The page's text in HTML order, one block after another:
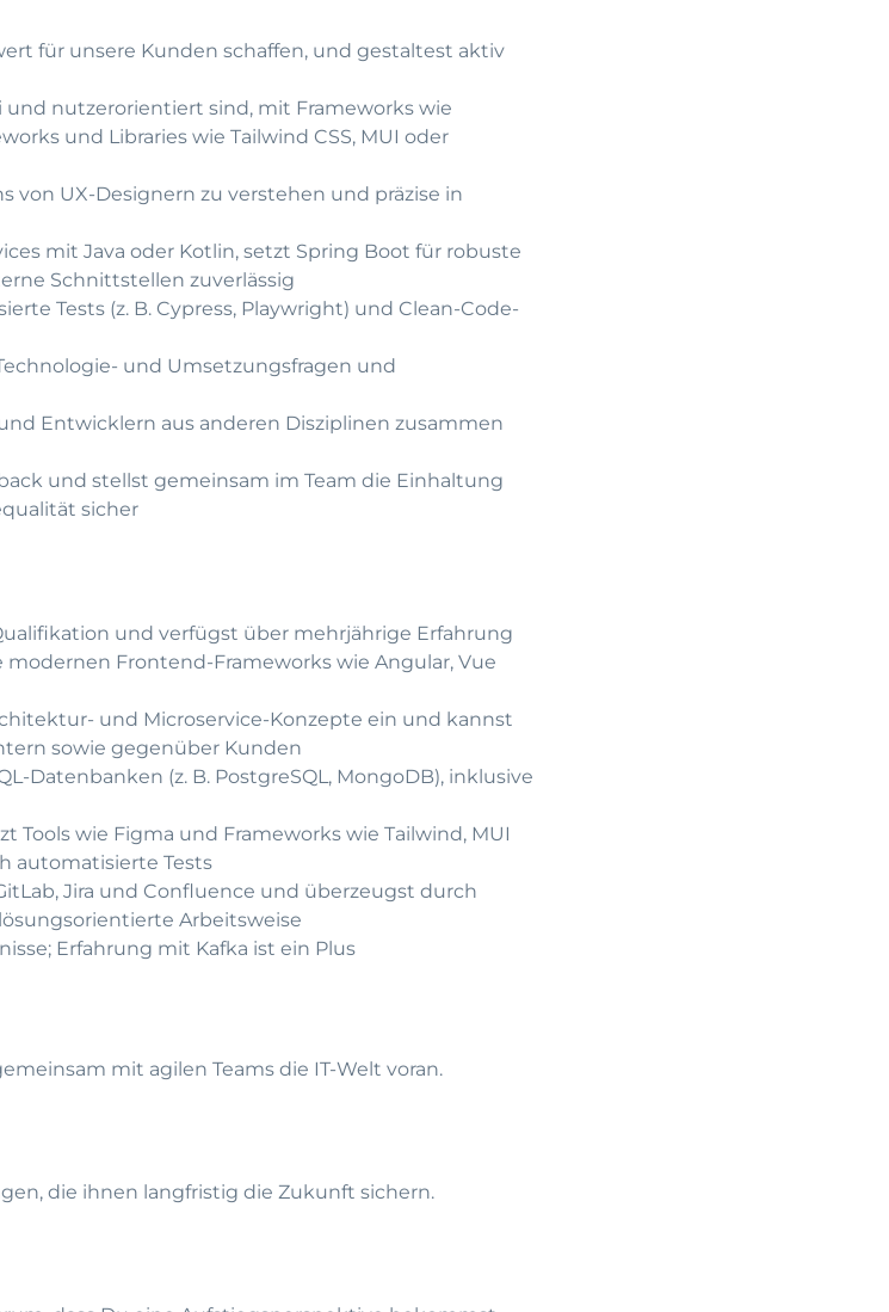
für unsere Kunden schaffen, und gestaltest aktiv
und nutzerorientiert sind, mit Frameworks wie
und Libraries wie Tailwind CSS, MUI oder
von UX-Designern zu verstehen und präzise in
mit Java oder Kotlin, setzt Spring Boot für robuste
Schnittstellen zuverlässig
Tests (z. B. Cypress, Playwright) und Clean-Code-
und Umsetzungsfragen und
Entwicklern aus anderen Disziplinen zusammen
und stellst gemeinsam im Team die Einhaltung
sicher
und verfügst über mehrjährige Erfahrung
Frontend-Frameworks wie Angular, Vue
und Microservice-Konzepte ein und kannst
sowie gegenüber Kunden
Datenbanken (z. B. PostgreSQL, MongoDB), inklusive
wie Figma und Frameworks wie Tailwind, MUI
automatisierte Tests
Jira und Confluence und überzeugst durch
Arbeitsweise
Erfahrung mit Kafka ist ein Plus
mit agilen Teams die IT-Welt voran.
die ihnen langfristig die Zukunft sichern.